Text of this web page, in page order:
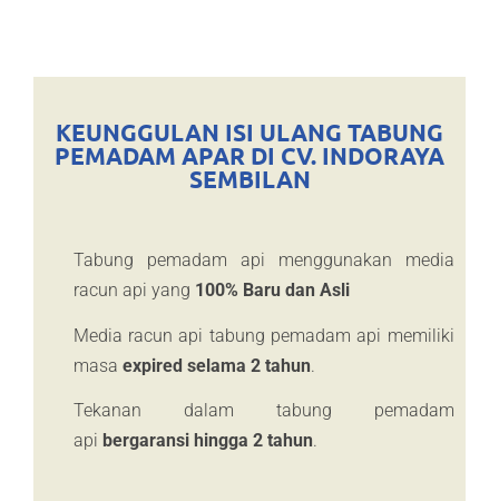
KEUNGGULAN ISI ULANG TABUNG
PEMADAM APAR DI CV. INDORAYA
SEMBILAN
Tabung pemadam api menggunakan media
racun api yang 100% Baru dan Asli
Media racun api tabung pemadam api memiliki
masa expired selama 2 tahun.
Tekanan dalam tabung pemadam
api bergaransi hingga 2 tahun.